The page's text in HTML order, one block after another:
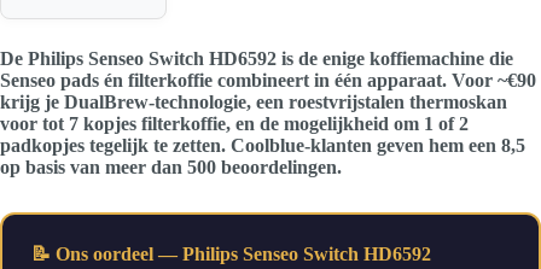
De Philips Senseo Switch HD6592 is de enige koffiemachine die
Senseo pads én filterkoffie combineert in één apparaat. Voor ~€90
krijg je DualBrew-technologie, een roestvrijstalen thermoskan
voor tot 7 kopjes filterkoffie, en de mogelijkheid om 1 of 2
padkopjes tegelijk te zetten. Coolblue-klanten geven hem een 8,5
op basis van meer dan 500 beoordelingen.
📝 Ons oordeel — Philips Senseo Switch HD6592